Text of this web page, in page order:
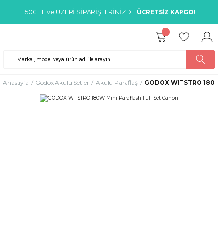
1500 TL ve ÜZERİ SİPARİŞLERİNİZDE ÜCRETSİZ KARGO!
Anasayfa Godox Akülü Setler Akülü Paraflaş GODOX WITSTRO